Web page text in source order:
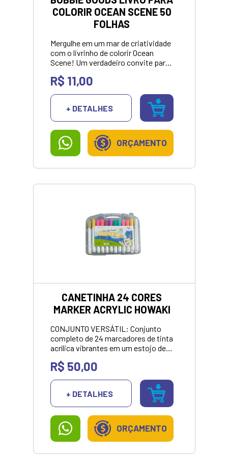
COLORIR OCEAN SCENE 50
FOLHAS
Mergulhe em um mar de criatividade
com o livrinho de colorir Ocean
Scene! Um verdadeiro convite para
marinhas encantadoras em traços
todas as idades.<br><br> <p
style="color: green;">
<strong>VALOR APRESENTANDO
SOMENTE NO
PIX/DINHEIRO</strong></p>
R$ 11,00
+ DETALHES
ORÇAMENTO
CANETINHA 24 CORES
MARKER ACRYLIC HOWAKI
CONJUNTO VERSÁTIL: Conjunto
completo de 24 marcadores de tinta
acrílica vibrantes em um estojo de
vários projetos e superfícies
TRIÂNGULO: A ponta triangular
exclusiva do pincel proporciona
excelente controle e precisão ao
pintar, desenhar ou escrever<br>
ARMAZENAMENTO PRÁTICO:
Estojo de transporte durável com
fecho seguro mantém os
R$ 50,00
+ DETALHES
ORÇAMENTO